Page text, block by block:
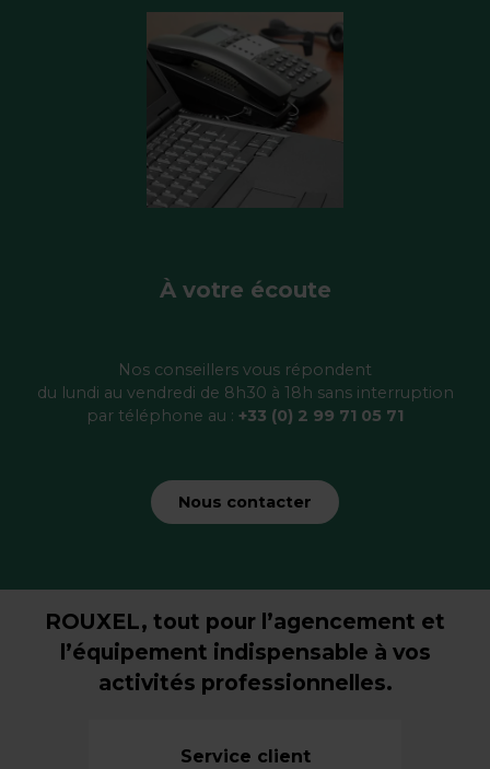
À votre écoute
Nos conseillers vous répondent
du lundi au vendredi de 8h30 à 18h sans interruption
par téléphone au : +33 (0) 2 99 71 05 71
Nous contacter
ROUXEL, tout pour l’agencement et
l’équipement indispensable à vos
activités professionnelles.
Service client